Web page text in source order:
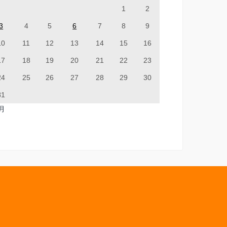
1 2
4 5 6 7 8 9
11 12 13 14 15 16
18 19 20 21 22 23
25 26 27 28 29 30